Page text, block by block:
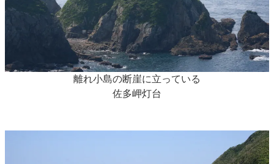
離れ小島の断崖に立っている
佐多岬灯台